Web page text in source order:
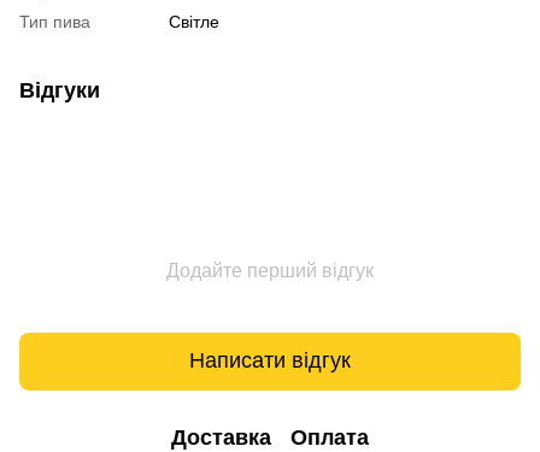
Тип пива
Світле
Відгуки
Додайте перший відгук
Написати відгук
Доставка Оплата